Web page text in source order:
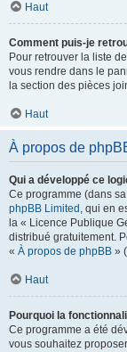
Haut
Comment puis-je
Pour retrouver la liste
vous rendre dans le
la section des pièces
Haut
À propos de
Qui a développé ce
Ce programme (dans
phpBB Limited , qui en
la « Licence Publique
distribué gratuitement.
« À propos de phpBB »
Haut
Pourquoi la
Ce programme a été
vous souhaitez